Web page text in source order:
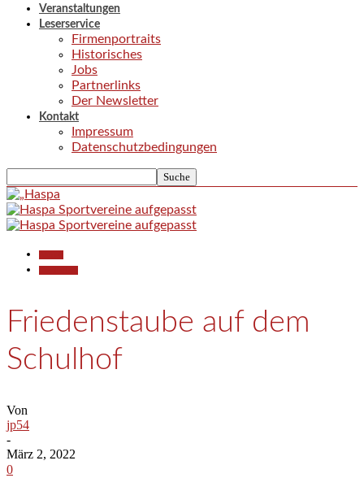
Veranstaltungen
Leserservice
Firmenportraits
Historisches
Jobs
Partnerlinks
Der Newsletter
Kontakt
Impressum
Datenschutzbedingungen
Friedenstaube auf dem
Schulhof
Von
jp54
-
März 2, 2022
0